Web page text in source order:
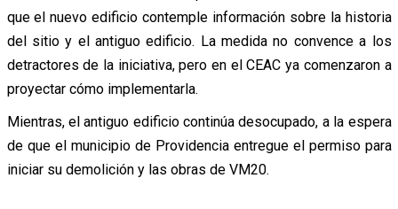
que el nuevo edificio contemple información sobre la historia
del sitio y el antiguo edificio. La medida no convence a los
detractores de la iniciativa, pero en el CEAC ya comenzaron a
proyectar cómo implementarla.
Mientras, el antiguo edificio continúa desocupado, a la espera
de que el municipio de Providencia entregue el permiso para
iniciar su demolición y las obras de VM20.